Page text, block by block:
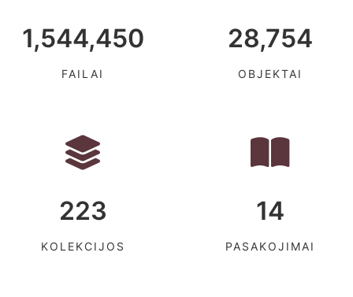
1,544,450
FAILAI
28,754
OBJEKTAI
223
KOLEKCIJOS
14
PASAKOJIMAI